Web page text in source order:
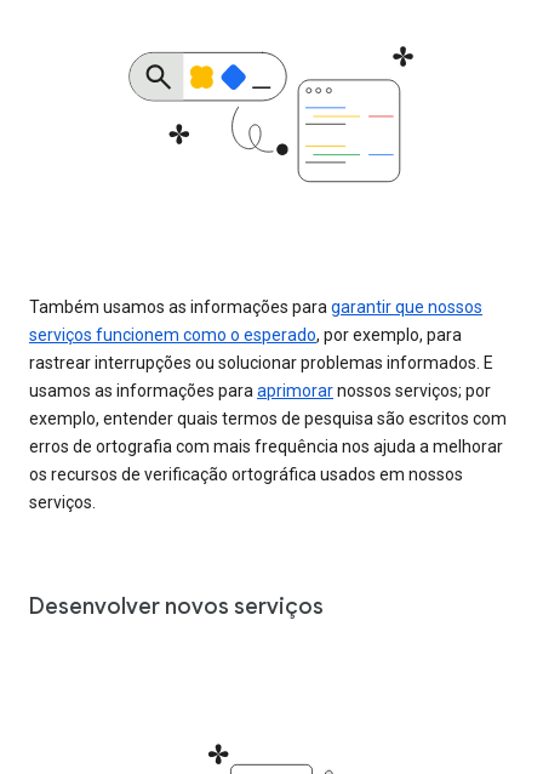
Também usamos as informações para garantir que nossos
serviços funcionem como o esperado, por exemplo, para
rastrear interrupções ou solucionar problemas informados. E
usamos as informações para aprimorarnossos serviços; por
exemplo, entender quais termos de pesquisa são escritos com
erros de ortografia com mais frequência nos ajuda a melhorar
os recursos de verificação ortográfica usados em nossos
serviços.
Desenvolver novos serviços